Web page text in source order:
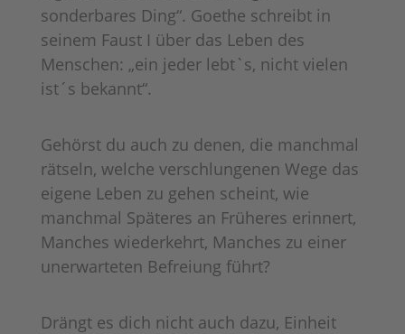
sonderbares Ding“. Goethe schreibt in
seinem Faust I über das Leben des
Menschen: „ein jeder lebt`s, nicht vielen
ist´s bekannt“.
Gehörst du auch zu denen, die manchmal
rätseln, welche verschlungenen Wege das
eigene Leben zu gehen scheint, wie
manchmal Späteres an Früheres erinnert,
Manches wiederkehrt, Manches zu einer
unerwarteten Befreiung führt?
Drängt es dich nicht auch dazu, Einheit